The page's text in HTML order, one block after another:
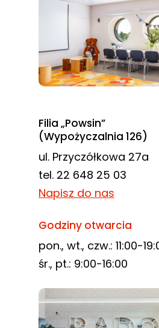
Filia „Powsin”
(Wypożyczalnia 126)
ul. Przyczółkowa 27a
tel. 22 648 25 03
Napisz do nas
Godziny otwarcia
pon., wt., czw.: 11:00-
śr., pt.: 9:00-16:00